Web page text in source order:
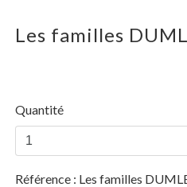
Les familles
Quantité
Référence : Les familles